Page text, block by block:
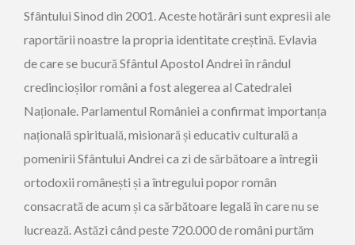
Sfântului Sinod din 2001. Aceste hotărâri sunt expresii ale
raportării noastre la propria identitate creștină. Evlavia
de care se bucură Sfântul Apostol Andrei în rândul
credincioșilor români a fost alegerea al Catedralei
Naționale. Parlamentul României a confirmat importanța
națională spirituală, misionară și educativ culturală a
pomenirii Sfântului Andrei ca zi de sărbătoare a întregii
ortodoxii românești și a întregului popor român
consacrată de acum și ca sărbătoare legală în care nu se
lucrează. Astăzi când peste 720.000 de români purtăm